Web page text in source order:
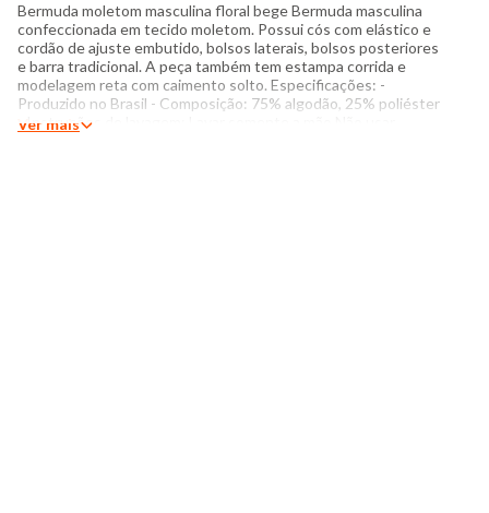
Bermuda moletom masculina floral bege Bermuda masculina
confeccionada em tecido moletom. Possui cós com elástico e
cordão de ajuste embutido, bolsos laterais, bolsos posteriores
e barra tradicional. A peça também tem estampa corrida e
modelagem reta com caimento solto. Especificações: -
Produzido no Brasil - Composição: 75% algodão, 25% poliéster
- Instruções de lavagem: Lavar somente a mão Não usar
Ver mais